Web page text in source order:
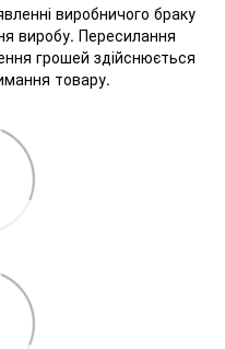
виробничого браку
виробу. Пересилання
грошей здійснюється
товару.